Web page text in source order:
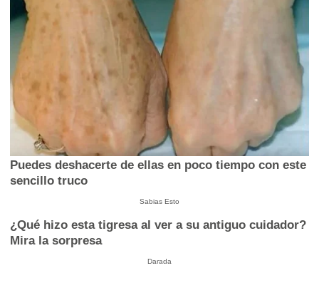
Puedes deshacerte de ellas en poco tiempo con este
sencillo truco
Sabias Esto
¿Qué hizo esta tigresa al ver a su antiguo cuidador?
Mira la sorpresa
Darada